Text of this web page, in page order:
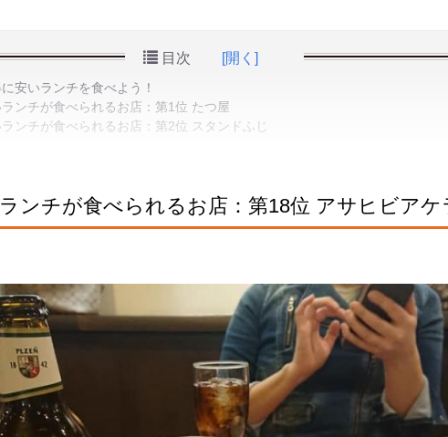
目次 [開く]
安いランチを食べよう！
ンチが食べられるお店：第1位 たつ屋
ンチが食べられるお店：第2位 スタンドふじ
ンチが食べられるお店：第18位 アサヒビアケ